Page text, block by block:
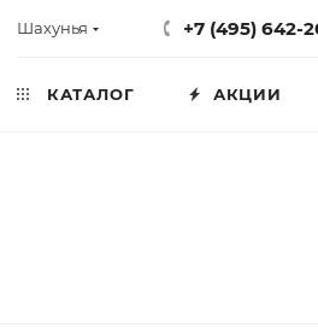
Шахунья +7 (495) 642-
КАТАЛОГ АКЦИИ